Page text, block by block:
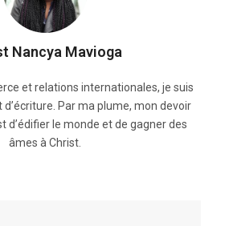
Nancya Mavioga
et relations internationales, je suis
d’écriture. Par ma plume, mon devoir
d’édifier le monde et de gagner des
âmes à Christ.